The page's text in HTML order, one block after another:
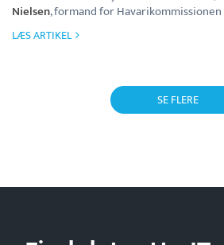
Nielsen, formand for
LÆS ARTIKEL
SE FLERE